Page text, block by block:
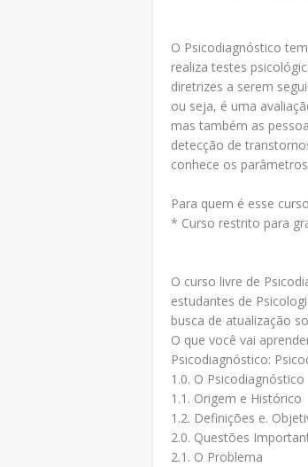
O Psicodiagnóstico
realiza testes
diretrizes a serem
ou seja, é uma
mas também as
detecção de
conhece os
Para quem é esse
* Curso restrito para
O curso livre de
estudantes de
busca de atualização
O que você vai
Psicodiagnóstico:
1.0. O Psicodiagnóstico
1.1. Origem e Histórico
1.2. Definições e.
2.0. Questões
2.1. O Problema